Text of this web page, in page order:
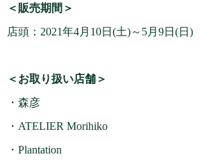
＜販売期間＞
店頭：2021年4月10日(土)～5月9日(日)
＜お取り扱い店舗＞
・森彦
・ATELIER Morihiko
・Plantation